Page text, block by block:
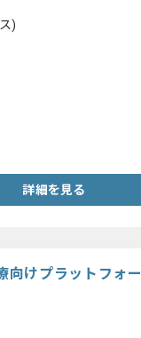
)
詳細を見る
けプラットフォ